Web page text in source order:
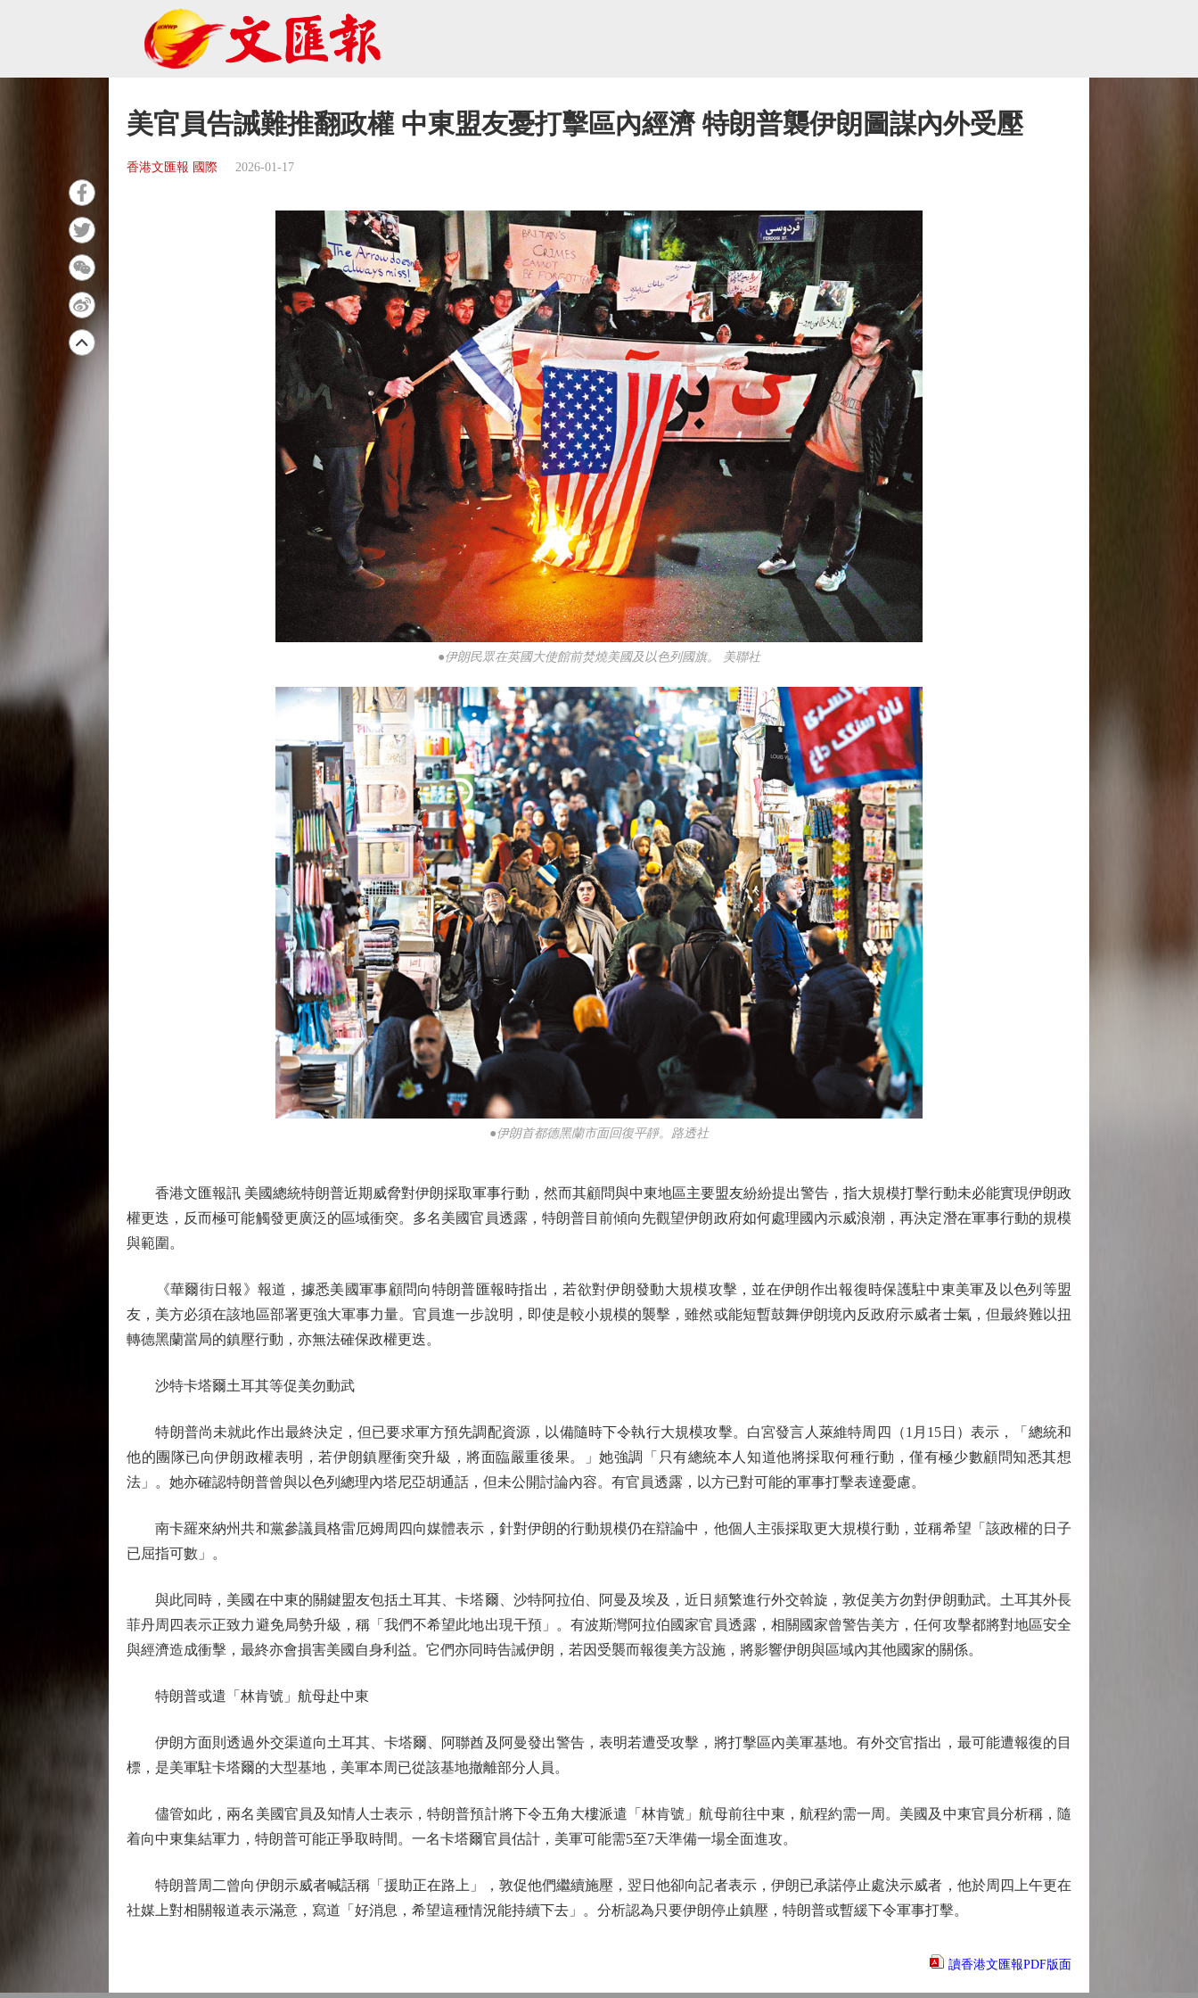
美官員告誡難推翻政權 中東盟友憂打擊區內經濟 特朗普襲伊朗圖謀內外受壓
香港文匯報 國際 2026-01-17
●伊朗民眾在英國大使館前焚燒美國及以色列國旗。 美聯社
●伊朗首都德黑蘭市面回復平靜。路透社
香港文匯報訊 美國總統特朗普近期威脅對伊朗採取軍事行動，然而其顧問與中東地區主要盟友紛紛提出警告，指大規模打擊行動未必能實現伊朗政
權更迭，反而極可能觸發更廣泛的區域衝突。多名美國官員透露，特朗普目前傾向先觀望伊朗政府如何處理國內示威浪潮，再決定潛在軍事行動的規模
與範圍。
《華爾街日報》報道，據悉美國軍事顧問向特朗普匯報時指出，若欲對伊朗發動大規模攻擊，並在伊朗作出報復時保護駐中東美軍及以色列等盟
友，美方必須在該地區部署更強大軍事力量。官員進一步說明，即使是較小規模的襲擊，雖然或能短暫鼓舞伊朗境內反政府示威者士氣，但最終難以扭
轉德黑蘭當局的鎮壓行動，亦無法確保政權更迭。
沙特卡塔爾土耳其等促美勿動武
特朗普尚未就此作出最終決定，但已要求軍方預先調配資源，以備隨時下令執行大規模攻擊。白宮發言人萊維特周四（1月15日）表示，「總統和
他的團隊已向伊朗政權表明，若伊朗鎮壓衝突升級，將面臨嚴重後果。」她強調「只有總統本人知道他將採取何種行動，僅有極少數顧問知悉其想
法」。她亦確認特朗普曾與以色列總理內塔尼亞胡通話，但未公開討論內容。有官員透露，以方已對可能的軍事打擊表達憂慮。
南卡羅來納州共和黨參議員格雷厄姆周四向媒體表示，針對伊朗的行動規模仍在辯論中，他個人主張採取更大規模行動，並稱希望「該政權的日子
已屈指可數」。
與此同時，美國在中東的關鍵盟友包括土耳其、卡塔爾、沙特阿拉伯、阿曼及埃及，近日頻繁進行外交斡旋，敦促美方勿對伊朗動武。土耳其外長
菲丹周四表示正致力避免局勢升級，稱「我們不希望此地出現干預」。有波斯灣阿拉伯國家官員透露，相關國家曾警告美方，任何攻擊都將對地區安全
與經濟造成衝擊，最終亦會損害美國自身利益。它們亦同時告誡伊朗，若因受襲而報復美方設施，將影響伊朗與區域內其他國家的關係。
特朗普或遣「林肯號」航母赴中東
伊朗方面則透過外交渠道向土耳其、卡塔爾、阿聯酋及阿曼發出警告，表明若遭受攻擊，將打擊區內美軍基地。有外交官指出，最可能遭報復的目
標，是美軍駐卡塔爾的大型基地，美軍本周已從該基地撤離部分人員。
儘管如此，兩名美國官員及知情人士表示，特朗普預計將下令五角大樓派遣「林肯號」航母前往中東，航程約需一周。美國及中東官員分析稱，隨
着向中東集結軍力，特朗普可能正爭取時間。一名卡塔爾官員估計，美軍可能需5至7天準備一場全面進攻。
特朗普周二曾向伊朗示威者喊話稱「援助正在路上」，敦促他們繼續施壓，翌日他卻向記者表示，伊朗已承諾停止處決示威者，他於周四上午更在
社媒上對相關報道表示滿意，寫道「好消息，希望這種情況能持續下去」。分析認為只要伊朗停止鎮壓，特朗普或暫緩下令軍事打擊。
讀香港文匯報PDF版面